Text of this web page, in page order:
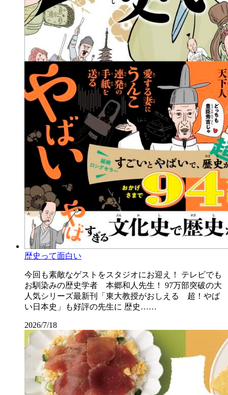
歴史って面白い
今回も素敵なゲストをスタジオにお迎え！ テレビでも
お馴染みの歴史学者 本郷和人先生！ 97万部突破の大
人気シリーズ最新刊「東大教授がおしえる 超！やば
い日本史」も好評の先生に 歴史……
2026/7/18